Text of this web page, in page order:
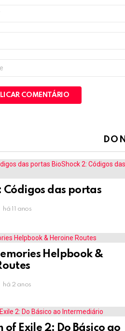
Códigos das portas
há 11 anos
Helpbook &
há 2 anos
of Exile 2: Do Básico ao